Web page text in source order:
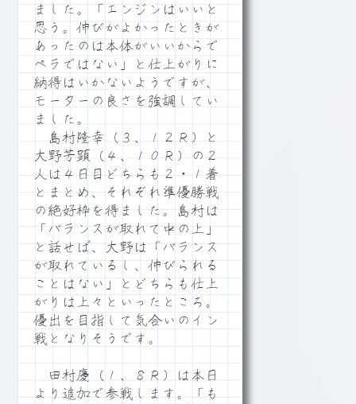
ました。「エンジンはいいと
思う。伸びがよかったときが
あったのは本体がいいからで
ペラではない」と仕上がりに
納得はいかないようですが、
モーターの良さを強調してい
ました。
島村隆幸（３、１２Ｒ）と
大野芳顕（４、１０Ｒ）の２
人は４日目どちらも２・１着
とまとめ、それぞれ準優勝戦
の絶好枠を得ました。島村は
「バランスが取れて中の上」
と話せば、大野は「バランス
が取れているし、伸びられる
ことはない」とどちらも仕上
がりは上々といったところ。
優出を目指して気合いのイン
戦となりそうです。
田村慶（１、８Ｒ）は本日
より追加で参戦します。「も